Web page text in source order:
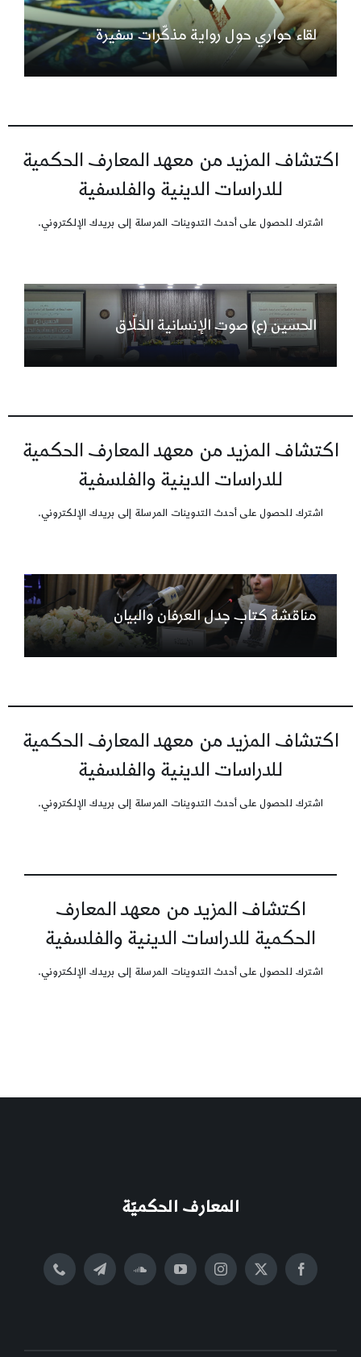
لقاء حواري حول رواية مذكّرات سفيرة
اكتشاف المزيد من معهد المعارف الحكمية
للدراسات الدينية والفلسفية
اشترك للحصول على أحدث التدوينات المرسلة إلى بريدك الإلكتروني.
الحسين (ع) صوت الإنسانية الخلّاق
اكتشاف المزيد من معهد المعارف الحكمية
للدراسات الدينية والفلسفية
اشترك للحصول على أحدث التدوينات المرسلة إلى بريدك الإلكتروني.
مناقشة كتاب جدل العرفان والبيان
اكتشاف المزيد من معهد المعارف الحكمية
للدراسات الدينية والفلسفية
اشترك للحصول على أحدث التدوينات المرسلة إلى بريدك الإلكتروني.
اكتشاف المزيد من معهد المعارف
الحكمية للدراسات الدينية والفلسفية
اشترك للحصول على أحدث التدوينات المرسلة إلى بريدك الإلكتروني.
المعارف الحكميّة